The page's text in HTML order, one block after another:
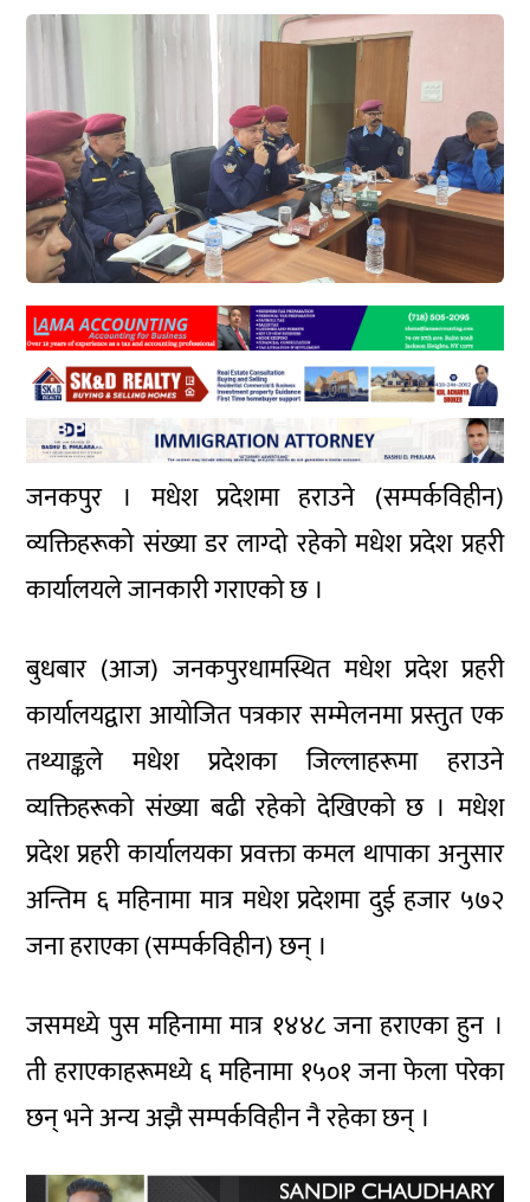
जनकपुर । मधेश प्रदेशमा हराउने (सम्पर्कविहीन)
व्यक्तिहरूको संख्या डर लाग्दो रहेको मधेश प्रदेश प्रहरी
कार्यालयले जानकारी गराएको छ ।
बुधबार (आज) जनकपुरधामस्थित मधेश प्रदेश प्रहरी
कार्यालयद्वारा आयोजित पत्रकार सम्मेलनमा प्रस्तुत एक
तथ्याङ्कले मधेश प्रदेशका जिल्लाहरूमा हराउने
व्यक्तिहरूको संख्या बढी रहेको देखिएको छ । मधेश
प्रदेश प्रहरी कार्यालयका प्रवक्ता कमल थापाका अनुसार
अन्तिम ६ महिनामा मात्र मधेश प्रदेशमा दुई हजार ५७२
जना हराएका (सम्पर्कविहीन) छन् ।
जसमध्ये पुस महिनामा मात्र १४४८ जना हराएका हुन ।
ती हराएकाहरूमध्ये ६ महिनामा १५०१ जना फेला परेका
छन् भने अन्य अझै सम्पर्कविहीन नै रहेका छन् ।